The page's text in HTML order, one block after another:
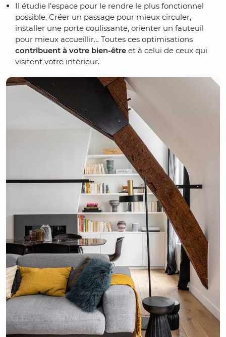
Il étudie l’espace pour le rendre le plus fonctionnel
possible. Créer un passage pour mieux circuler,
installer une porte coulissante, orienter un fauteuil
pour mieux accueillir… Toutes ces optimisations
contribuent à votre bien-être et à celui de ceux qui
visitent votre intérieur.